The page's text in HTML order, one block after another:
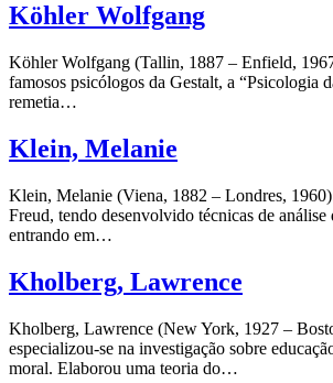
Köhler Wolfgang
Köhler Wolfgang (Tallin, 1887 – Enfield,
famosos psicólogos da Gestalt, a “Psicologia
remetia…
Klein, Melanie
Klein, Melanie (Viena, 1882 – Londres,
Freud, tendo desenvolvido técnicas de análise
entrando em…
Kholberg, Lawrence
Kholberg, Lawrence (New York, 1927 –
especializou-se na investigação sobre
moral. Elaborou uma teoria do…